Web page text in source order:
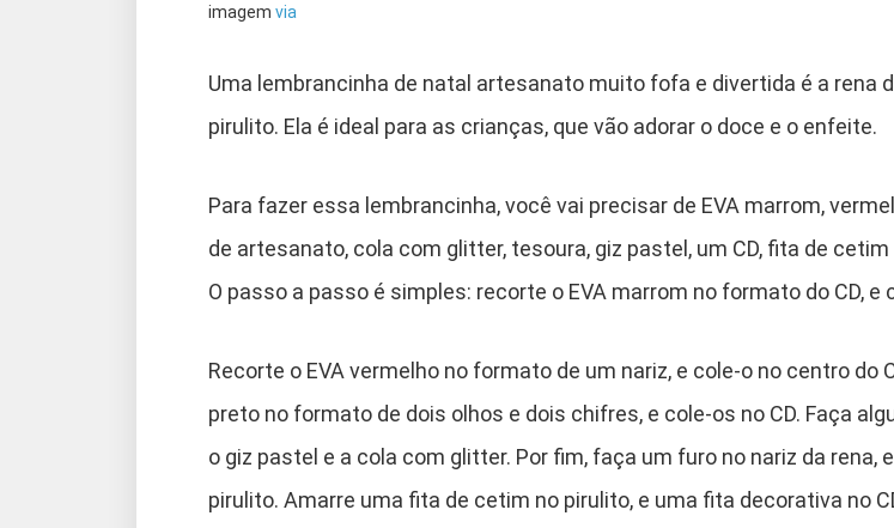
imagem via
Uma lembrancinha de natal artesanato muito fofa e divertida é a rena
pirulito. Ela é ideal para as crianças, que vão adorar o doce e o enfeite.
Para fazer essa lembrancinha, você vai precisar de EVA marrom,
de artesanato, cola com glitter, tesoura, giz pastel, um CD, fita de
O passo a passo é simples: recorte o EVA marrom no formato do CD, e
Recorte o EVA vermelho no formato de um nariz, e cole-o no centro do
preto no formato de dois olhos e dois chifres, e cole-os no CD. Faça
o giz pastel e a cola com glitter. Por fim, faça um furo no nariz da rena,
pirulito. Amarre uma fita de cetim no pirulito, e uma fita decorativa no